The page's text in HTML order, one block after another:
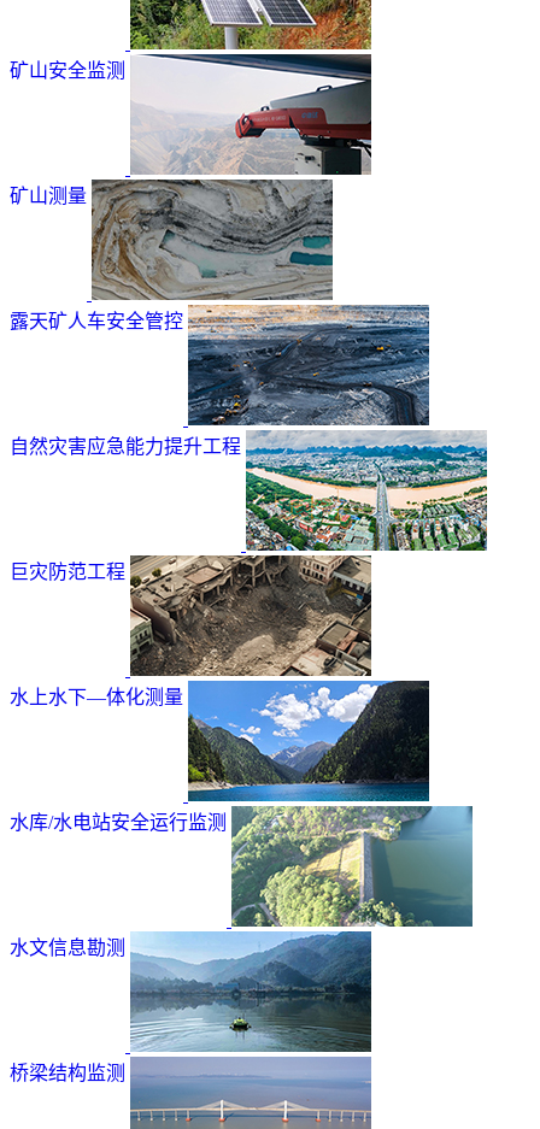
矿山安全监测
矿山测量
露天矿人车安全管控
自然灾害应急能力提升工程
巨灾防范工程
水上水下—体化测量
水库/水电站安全运行监测
水文信息勘测
桥梁结构监测